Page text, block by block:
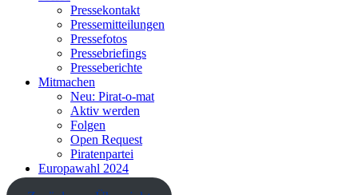
Pressekontakt
Pressemitteilungen
Pressefotos
Pressebriefings
Presseberichte
Mitmachen
Neu: Pirat-o-mat
Aktiv werden
Folgen
Open Request
Piratenpartei
Europawahl 2024